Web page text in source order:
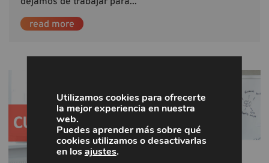
read more
Utilizamos cookies para ofrecerte
la mejor experiencia en nuestra
web.
Puedes aprender más sobre qué
cookies utilizamos o desactivarlas
en losajustes.